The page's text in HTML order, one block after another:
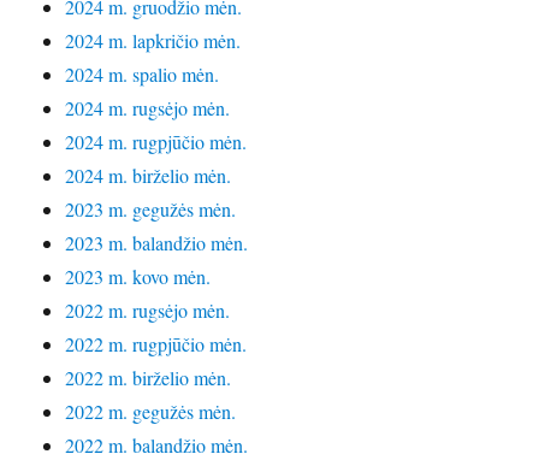
2024 m. gruodžio mėn.
2024 m. lapkričio mėn.
2024 m. spalio mėn.
2024 m. rugsėjo mėn.
2024 m. rugpjūčio mėn.
2024 m. birželio mėn.
2023 m. gegužės mėn.
2023 m. balandžio mėn.
2023 m. kovo mėn.
2022 m. rugsėjo mėn.
2022 m. rugpjūčio mėn.
2022 m. birželio mėn.
2022 m. gegužės mėn.
2022 m. balandžio mėn.